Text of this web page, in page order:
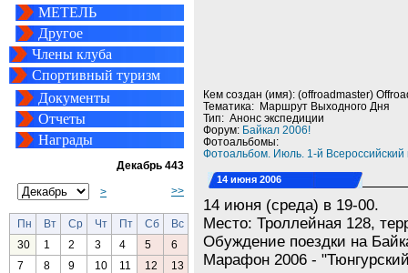
МЕТЕЛЬ
Другое
Члены клуба
Спортивный туризм
Документы
Отчеты
Награды
Декабрь 443
> >>
Пн Вт Ср Чт Пт Сб
Вс
30
1 2 3 4 5
6
7
8 9 10 11 12
13
Кем создан (имя): (offroadmaster)
Тематика: Маршрут Выходного Дня
Тип: Анонс экспедиции
Форум: Байкал 2006!
Фотоальбомы:
Фотоальбом. Июль. 1-й
14 июня 2006
14 июня (среда) в 19-00.
Место: Троллейная 128,
Обуждение поездки на
Марафон 2006 -